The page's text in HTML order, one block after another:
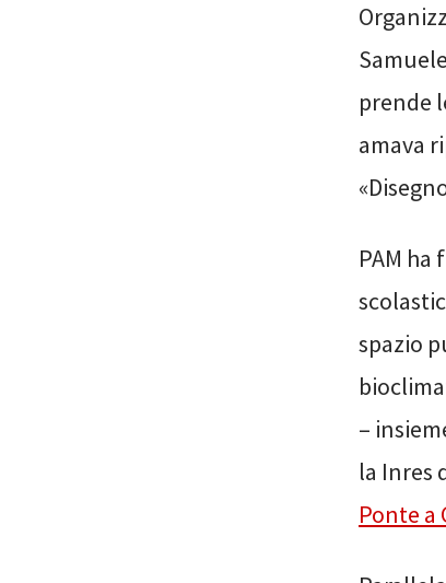
prende
amava
PAM
spazio
–
la Inres
Ponte a